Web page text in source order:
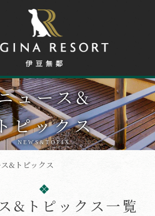
ュース&
ピックス
NEWS&TOPIX
&トピックス
&トピックス一覧